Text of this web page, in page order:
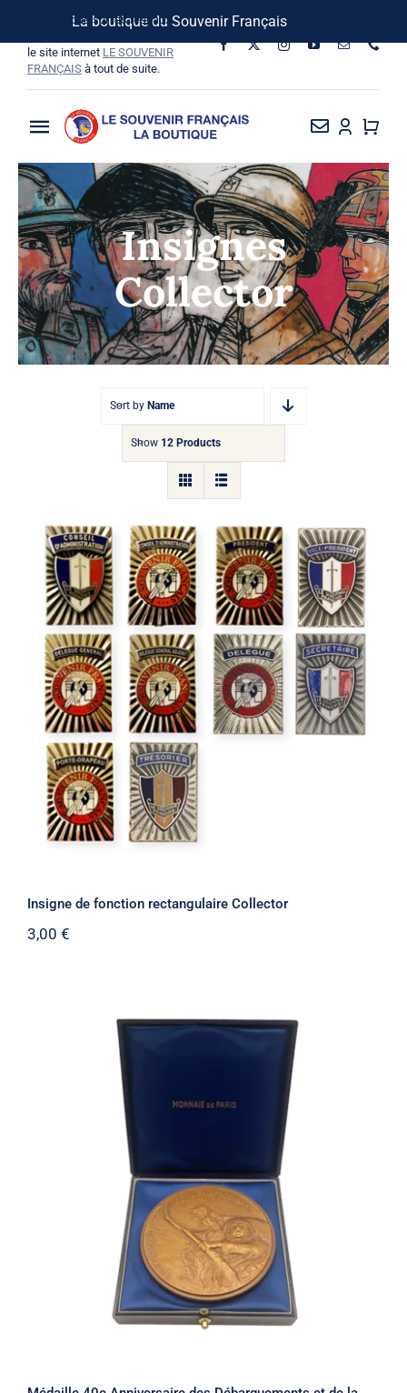
La boutique du Souvenir Français
contenu
Suivez-nous sur les réseaux
le site internet LE SOUVENIR
FRANÇAIS à tout de suite.
Toggle
Navigation
La Boutique
Vins SF-Bardins
Boîte à idées
Bon de commande
Insignes
Collector
Sort by Name
Show 12 Products
Insigne de fonction rectangulaire
Collector
Insigne de fonction rectangulaire Collector
3,00 €
Médaille 40e Anniversaire des
Débarquements et de la Resistance